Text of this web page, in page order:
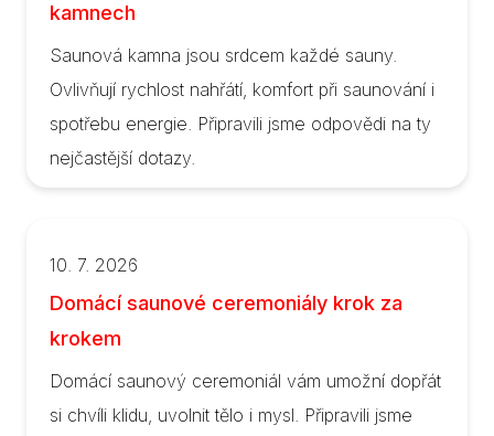
kamnech
Saunová kamna jsou srdcem každé sauny.
Ovlivňují rychlost nahřátí, komfort při saunování i
spotřebu energie. Připravili jsme odpovědi na ty
nejčastější dotazy.
10. 7. 2026
Domácí saunové ceremoniály krok za
krokem
Domácí saunový ceremoniál vám umožní dopřát
si chvíli klidu, uvolnit tělo i mysl. Připravili jsme